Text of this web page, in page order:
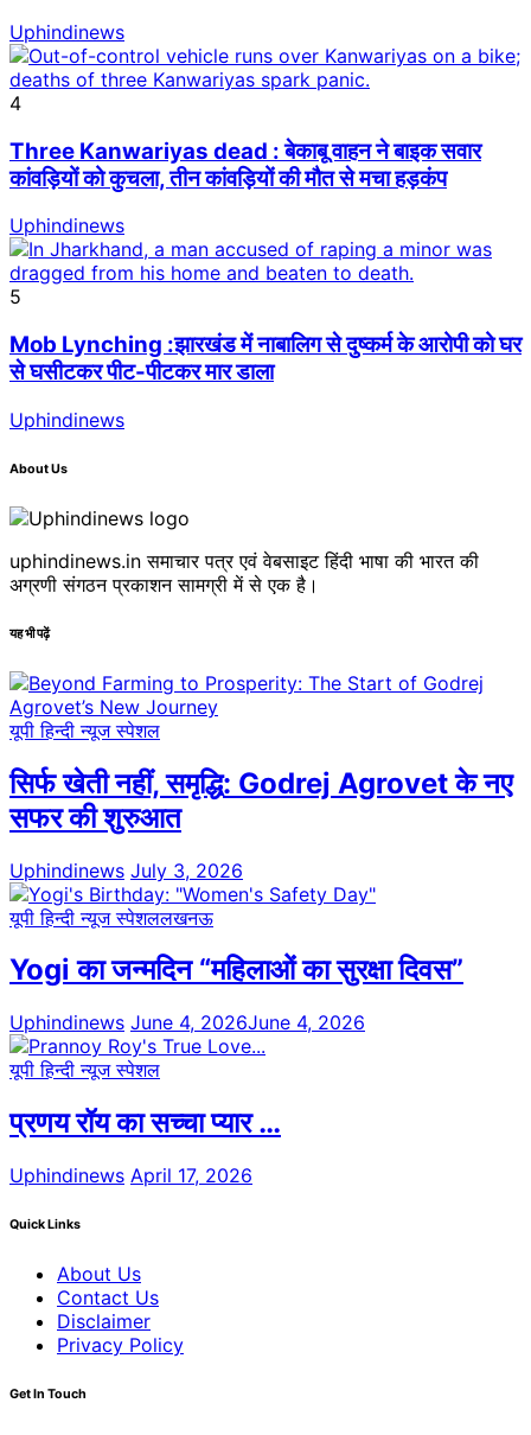
Uphindinews
4
Three Kanwariyas dead : बेकाबू वाहन ने बाइक सवार
कांवड़ियों को कुचला, तीन कांवड़ियों की मौत से मचा हड़कंप
Uphindinews
5
Mob Lynching :झारखंड में नाबालिग से दुष्कर्म के आरोपी को घर
से घसीटकर पीट-पीटकर मार डाला
Uphindinews
About Us
uphindinews.in समाचार पत्र एवं वेबसाइट हिंदी भाषा की भारत की
अग्रणी संगठन प्रकाशन सामग्री में से एक है।
यह भी पढ़ें
यूपी हिन्दी न्यूज स्पेशल
सिर्फ खेती नहीं, समृद्धि: Godrej Agrovet के नए
सफर की शुरुआत
Uphindinews July 3, 2026
यूपी हिन्दी न्यूज स्पेशललखनऊ
Yogi का जन्मदिन “महिलाओं का सुरक्षा दिवस”
Uphindinews June 4, 2026June 4, 2026
यूपी हिन्दी न्यूज स्पेशल
प्रणय रॉय का सच्चा प्यार …
Uphindinews April 17, 2026
Quick Links
About Us
Contact Us
Disclaimer
Privacy Policy
Get In Touch